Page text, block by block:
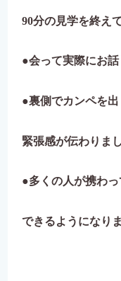
90分の見学を終え
●会って実際にお
●裏側でカンペを
緊張感が伝わりまし
●多くの人が携わ
できるようになり